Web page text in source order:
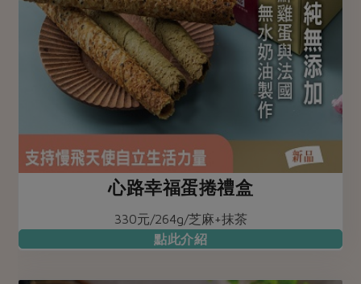
心路幸福蛋捲禮盒
330元/264g/芝麻+抹茶
點此介紹